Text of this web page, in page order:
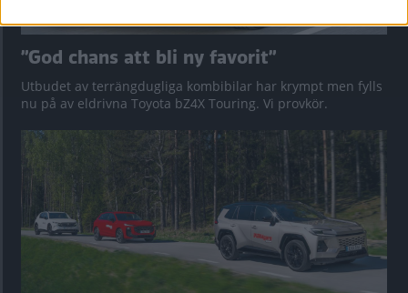
”God chans att bli ny favorit”
Utbudet av terrängdugliga kombibilar har krympt men fylls
nu på av eldrivna Toyota bZ4X Touring. Vi provkör.